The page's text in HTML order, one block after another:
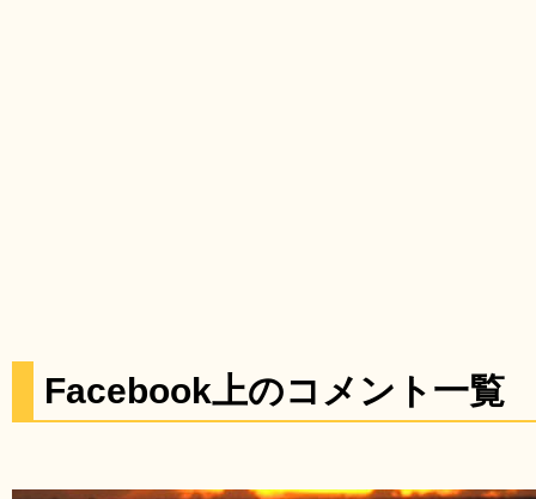
Facebook上のコメント一覧